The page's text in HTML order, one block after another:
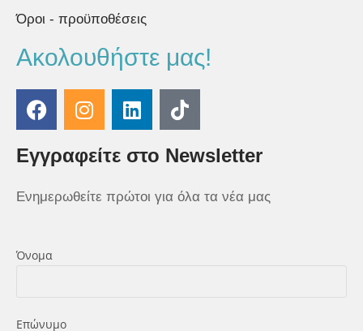
Όροι - προϋποθέσεις
Ακολουθήστε μας!
Εγγραφείτε στο Newsletter
Ενημερωθείτε πρώτοι για όλα τα νέα μας
Όνομα
Επώνυμο